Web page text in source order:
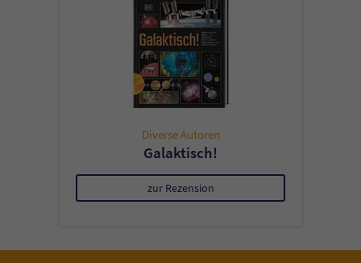
Diverse Autoren
Galaktisch!
zur Rezension